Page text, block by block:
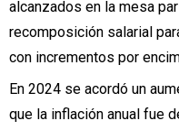
alcanzados en la mesa
recomposición salarial
con incrementos por
En 2024 se acordó un
que la inflación anual fue